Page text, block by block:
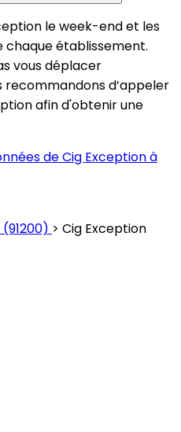
le week-end et les
chaque établissement.
vous déplacer
recommandons d’appeler
afin d'obtenir une
de Cig Exception à
> Cig Exception